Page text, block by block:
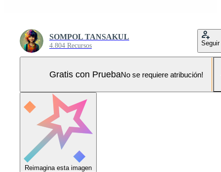
SOMPOL TANSAKUL
4.804 Recursos Seguir
Gratis con PruebaNo se requiere atribución!
Reimagina esta imagen